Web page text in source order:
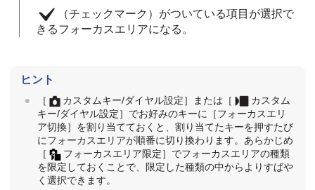
（チェックマーク）がついている項目が選択で
きるフォーカスエリアになる。
ヒント
［ カスタムキー/ダイヤル設定］ または ［
カスタム
キー/ダイヤル設定］ でお好みのキーに
［フォーカスエリ
ア切換］ を割り当てておくと、割り当てたキーを押すたび
にフォーカスエリアが順番に切り換わります。あらかじめ
［
フォーカスエリア限定］ でフォーカスエリアの種類
を限定しておくことで、限定した種類の中からよりすばや
く選択できます。